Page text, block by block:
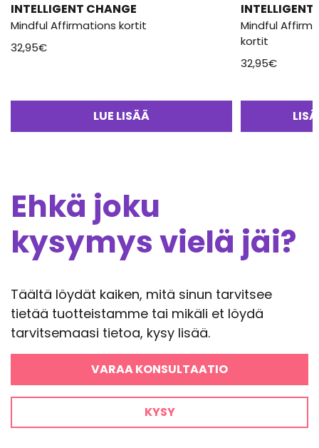
INTELLIGENT CHANGE
Mindful Affirmations kortit
32,95€
LUE LISÄÄ
INTELLIGENT
Mindful
kortit
32,95€
Ehkä joku
kysymys vielä jäi?
Täältä löydät kaiken, mitä sinun tarvitsee
tietää tuotteistamme tai mikäli et löydä
tarvitsemaasi tietoa, kysy lisää.
VARAA KONSULTAATIO
KYSY